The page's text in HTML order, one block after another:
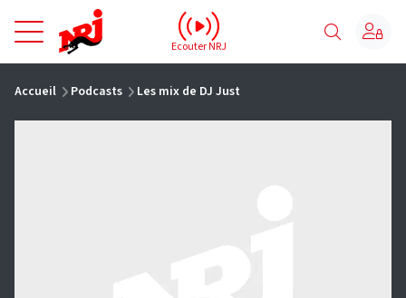
NRJ - Accueil
Ecouter NRJ
Accueil Podcasts Les mix de DJ Just